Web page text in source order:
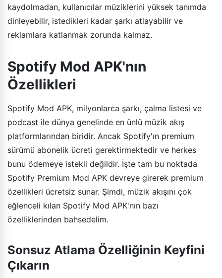
kaydolmadan, kullanıcılar müziklerini yüksek tanımda
dinleyebilir, istedikleri kadar şarkı atlayabilir ve
reklamlara katlanmak zorunda kalmaz.
Spotify Mod APK'nın
Özellikleri
Spotify Mod APK, milyonlarca şarkı, çalma listesi ve
podcast ile dünya genelinde en ünlü müzik akış
platformlarından biridir. Ancak Spotify'ın premium
sürümü abonelik ücreti gerektirmektedir ve herkes
bunu ödemeye istekli değildir. İşte tam bu noktada
Spotify Premium Mod APK devreye girerek premium
özellikleri ücretsiz sunar. Şimdi, müzik akışını çok
eğlenceli kılan Spotify Mod APK'nın bazı
özelliklerinden bahsedelim.
Sonsuz Atlama Özelliğinin Keyfini
Çıkarın